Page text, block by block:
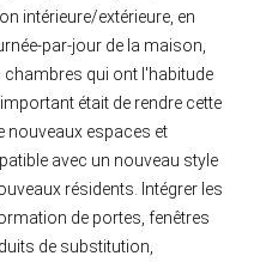
intérieure/extérieure, en
par-jour de la maison,
qui ont l'habitude
était de rendre cette
nouveaux espaces et
avec un nouveau style
résidents. Intégrer les
de portes, fenêtres
de substitution,